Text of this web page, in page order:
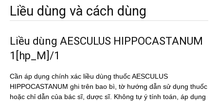
Liều dùng và cách dùng
Liều dùng AESCULUS HIPPOCASTANUM
1[hp_M]/1
Cần áp dụng chính xác liều dùng thuốc AESCULUS
HIPPOCASTANUM ghi trên bao bì, tờ hướng dẫn sử dụng thuốc
hoặc chỉ dẫn của bác sĩ, dược sĩ. Không tự ý tính toán, áp dụng